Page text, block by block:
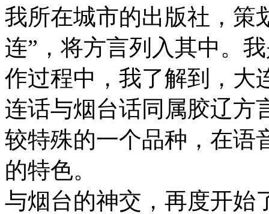
我所在城市的出版社，策
连”，将方言列入其中。
作过程中，我了解到，大
连话与烟台话同属胶辽方
较特殊的一个品种，在语
的特色。
与烟台的神交，再度开始